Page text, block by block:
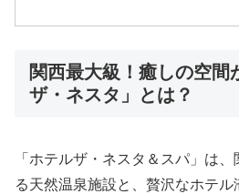
関西最大級！癒しの空間
ザ・ネスタ」とは？
「ホテルザ・ネスタ＆スパ」は
る天然温泉施設と、贅沢なホテ